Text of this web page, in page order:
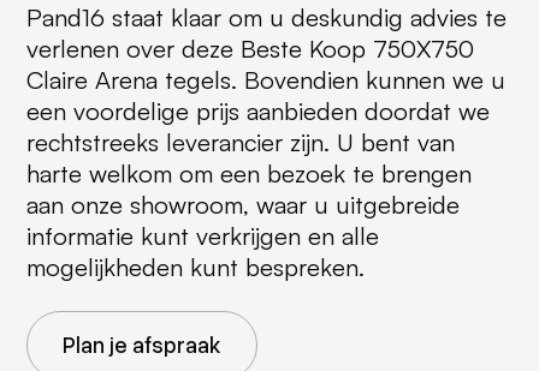
Pand16 staat klaar om u deskundig advies te
verlenen over deze Beste Koop 750X750
Claire Arena tegels. Bovendien kunnen we u
een voordelige prijs aanbieden doordat we
rechtstreeks leverancier zijn. U bent van
harte welkom om een bezoek te brengen
aan onze showroom, waar u uitgebreide
informatie kunt verkrijgen en alle
mogelijkheden kunt bespreken.
Plan je afspraak